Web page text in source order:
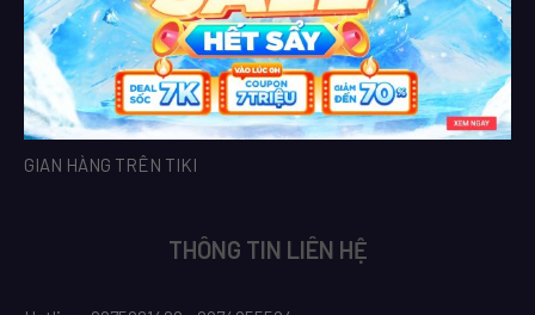
GIAN HÀNG TRÊN TIKI
THÔNG TIN LIÊN HỆ